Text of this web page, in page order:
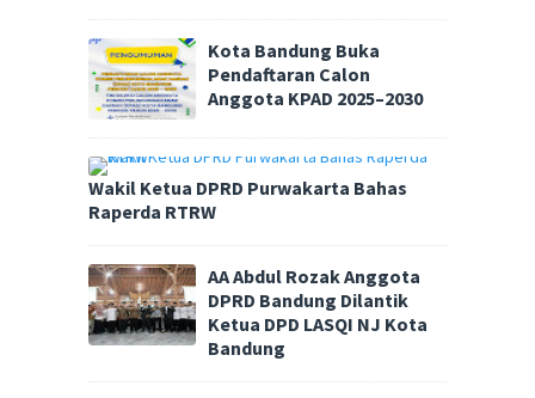
Kota Bandung Buka
Pendaftaran Calon
Anggota KPAD 2025–2030
Wakil Ketua DPRD Purwakarta Bahas
Raperda RTRW
AA Abdul Rozak Anggota
DPRD Bandung Dilantik
Ketua DPD LASQI NJ Kota
Bandung